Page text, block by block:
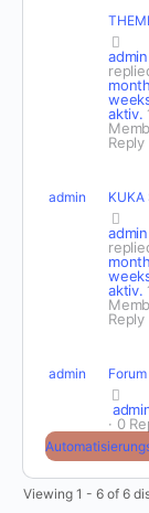
admin
aktiv.
Reply
admin KUKA
admin
aktiv.
Reply
admin
· 0
Viewing 1 - 6 of 6